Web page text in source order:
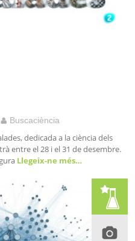
Buscaciència
dedicada a la ciència dels
entre el 28 i el 31 de desembre.
Llegeix-ne més…